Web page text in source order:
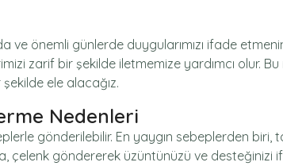
ve önemli günlerde duygularımızı ifade
zarif bir şekilde iletmemize yardımcı olur.
ele alacağız.
Nedenleri
gönderilebilir. En yaygın sebeplerden biri,
çelenk göndererek üzüntünüzü ve desteğinizi